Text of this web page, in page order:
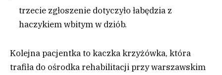
trzecie zgłoszenie dotyczyło łabędzia z
haczykiem wbitym w dziób.
Kolejna pacjentka to kaczka krzyżówka, która
trafiła do ośrodka rehabilitacji przy warszawskim